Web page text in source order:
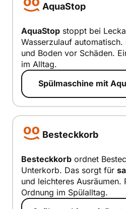
AquaStop
AquaStop
smart erklärt
AquaStop stoppt bei
Wasserzulauf
und Boden vor Schäden.
im Alltag.
Spülmaschine mit
Besteckkorb
Besteckkorb
smart erklärt
Besteckkorb ordnet
Unterkorb. Das sorgt für
und leichteres Ausräumen.
Ordnung im Spülalltag.